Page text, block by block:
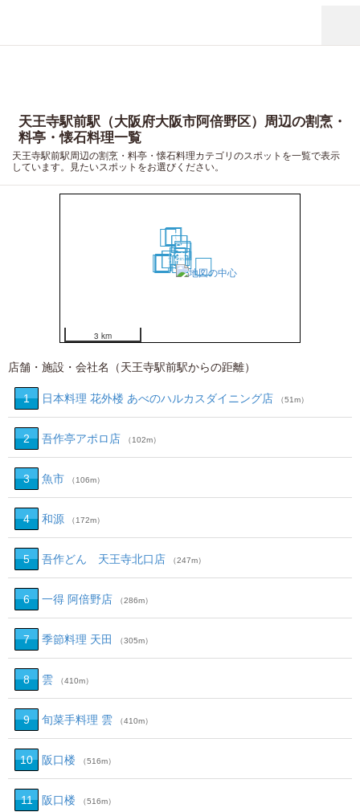
天王寺駅前駅（大阪府大阪市阿倍野区）周辺の割烹・
料亭・懐石料理一覧
天王寺駅前駅周辺の割烹・料亭・懐石料理カテゴリのスポットを一覧で表示
しています。見たいスポットをお選びください。
1
2
34
5
6
7
8
9
10
11
12
13
14
15
16
17
18
19
20
3 km
店舗・施設・会社名（天王寺駅前駅からの距離）
1 日本料理 花外楼 あべのハルカスダイニング店 （51m）
2 吾作亭アポロ店 （102m）
3 魚市 （106m）
4 和源 （172m）
5 吾作どん 天王寺北口店 （247m）
6 一得 阿倍野店 （286m）
7 季節料理 天田 （305m）
8 雲 （410m）
9 旬菜手料理 雲 （410m）
10 阪口楼 （516m）
11 阪口楼 （516m）